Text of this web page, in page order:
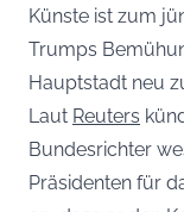
Künste ist zum
Trumps
Hauptstadt neu
Laut Reuters
Bundesrichter
Präsidenten für